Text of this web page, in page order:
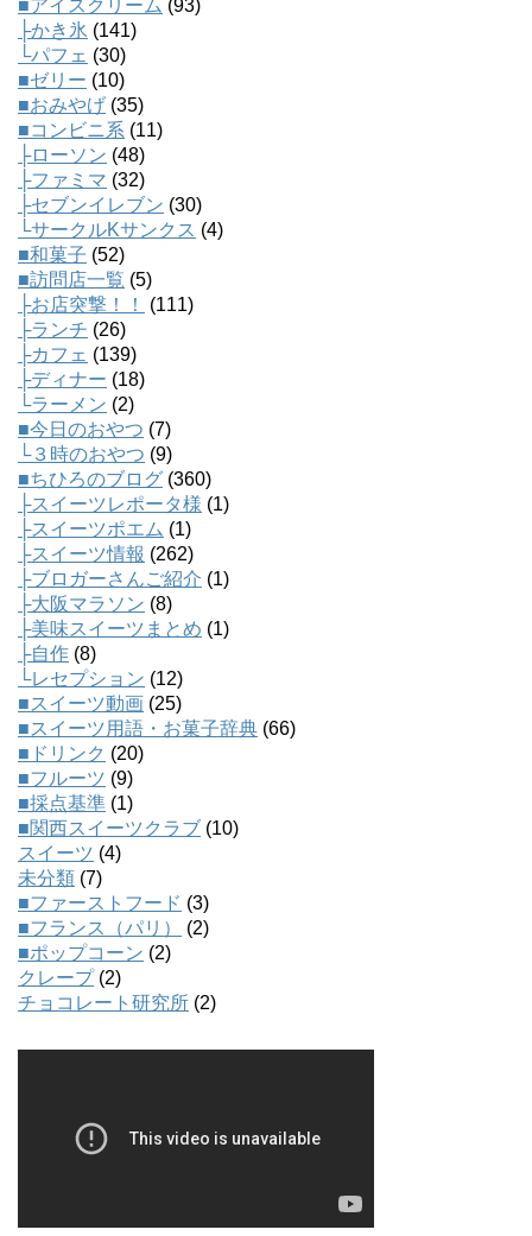
■アイスクリーム (93)
├かき氷 (141)
└パフェ (30)
■ゼリー (10)
■おみやげ (35)
■コンビニ系 (11)
├ローソン (48)
├ファミマ (32)
├セブンイレブン (30)
└サークルKサンクス (4)
■和菓子 (52)
■訪問店一覧 (5)
├お店突撃！！
(111)
├ランチ (26)
├カフェ (139)
├ディナー (18)
└ラーメン (2)
■今日のおやつ (7)
└３時のおやつ (9)
■ちひろのブログ (360)
├スイーツレポータ様 (1)
├スイーツポエム (1)
├スイーツ情報 (262)
├ブロガーさんご紹介 (1)
├大阪マラソン (8)
├美味スイーツまとめ (1)
├自作 (8)
└レセプション (12)
■スイーツ動画 (25)
■スイーツ用語・お菓子辞典 (66)
■ドリンク (20)
■フルーツ (9)
■採点基準 (1)
■関西スイーツクラブ (10)
スイーツ (4)
未分類 (7)
■ファーストフード (3)
■フランス（パリ）
(2)
■ポップコーン (2)
クレープ(2)
チョコレート研究所 (2)